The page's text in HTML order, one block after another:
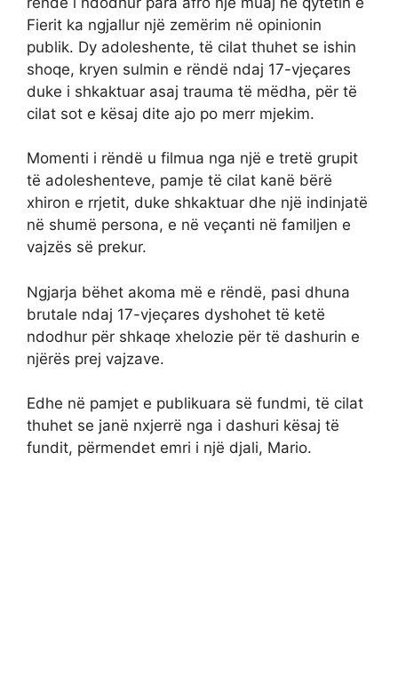
Fierit ka ngjallur një zemërim në opinionin
publik. Dy adoleshente, të cilat thuhet se ishin
shoqe, kryen sulmin e rëndë ndaj 17-vjeçares
duke i shkaktuar asaj trauma të mëdha, për të
cilat sot e kësaj dite ajo po merr mjekim.
Momenti i rëndë u filmua nga një e tretë grupit
të adoleshenteve, pamje të cilat kanë bërë
xhiron e rrjetit, duke shkaktuar dhe një indinjatë
në shumë persona, e në veçanti në familjen e
vajzës së prekur.
Ngjarja bëhet akoma më e rëndë, pasi dhuna
brutale ndaj 17-vjeçares dyshohet të ketë
ndodhur për shkaqe xhelozie për të dashurin e
njërës prej vajzave.
Edhe në pamjet e publikuara së fundmi, të cilat
thuhet se janë nxjerrë nga i dashuri kësaj të
fundit, përmendet emri i një djali, Mario.